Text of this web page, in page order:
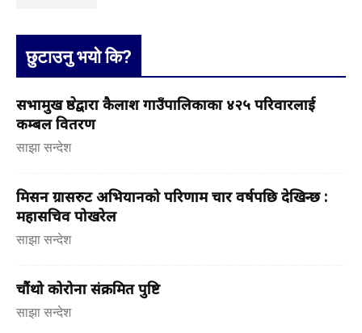
छुटाउनु भयो कि?
सभामुख श्रेष्ठद्वारा कैलाश गाउँपालिकाका ४२५ परिवारलाई
कम्बल वितरण
साझा सन्देश
मिसन ग्रासरुट अभियानको परिणाम चार वर्षपछि देखिन्छ :
महासचिव पोखरेल
साझा सन्देश
चौंथो कोरोना संक्रमित पुष्टि
साझा सन्देश